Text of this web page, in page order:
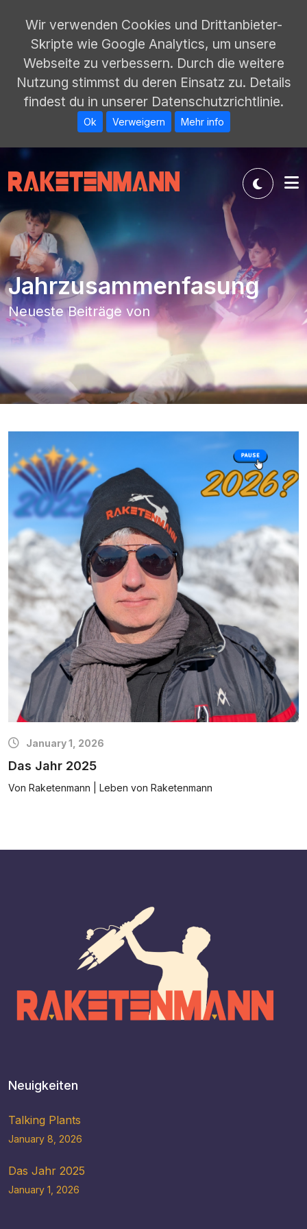
Wir verwenden Cookies und Drittanbieter-
Skripte wie Google Analytics, um unsere
Webseite zu verbessern. Durch die weitere
Nutzung stimmst du deren Einsatz zu. Details
findest du in unserer Datenschutzrichtlinie.
Ok Verweigern Mehr info
Jahrzusammenfasung
Neueste Beiträge von
January 1, 2026
Das Jahr 2025
Von Raketenmann | Leben von Raketenmann
Neuigkeiten
Talking Plants
January 8, 2026
Das Jahr 2025
January 1, 2026